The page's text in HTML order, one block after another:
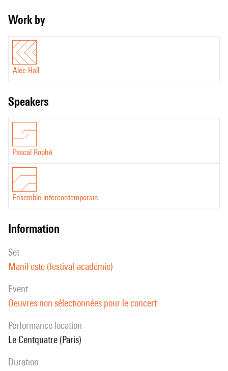
Work by
Alec Hall
speakers
Pascal Rophé
Ensemble intercontemporain
information
set
ManiFeste (festival-académie)
event
Oeuvres non sélectionnées pour le concert
performance location
Le Centquatre (Paris)
duration